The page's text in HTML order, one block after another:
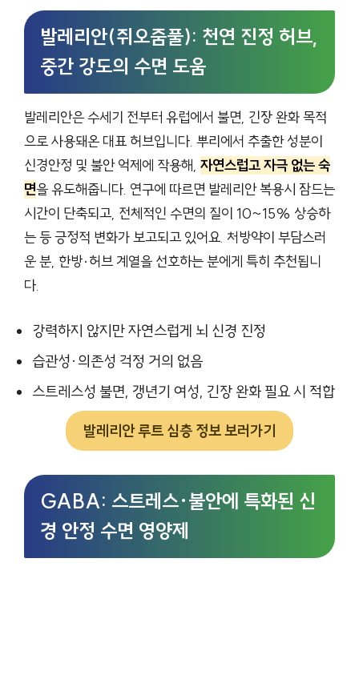
발레리안(쥐오줌풀): 천연 진정 허브,
중간 강도의 수면 도움
발레리안은 수세기 전부터 유럽에서 불면, 긴장 완화 목적
으로 사용돼온 대표 허브입니다. 뿌리에서 추출한 성분이
신경안정 및 불안 억제에 작용해, 자연스럽고 자극 없는 숙
면을 유도해줍니다. 연구에 따르면 발레리안 복용시 잠드는
시간이 단축되고, 전체적인 수면의 질이 10~15% 상승하
는 등 긍정적 변화가 보고되고 있어요. 처방약이 부담스러
운 분, 한방·허브 계열을 선호하는 분에게 특히 추천됩니
다.
강력하지 않지만 자연스럽게 뇌 신경 진정
습관성·의존성 걱정 거의 없음
스트레스성 불면, 갱년기 여성, 긴장 완화 필요 시 적합
발레리안 루트 심층 정보 보러가기
GABA: 스트레스·불안에 특화된 신
경 안정 수면 영양제